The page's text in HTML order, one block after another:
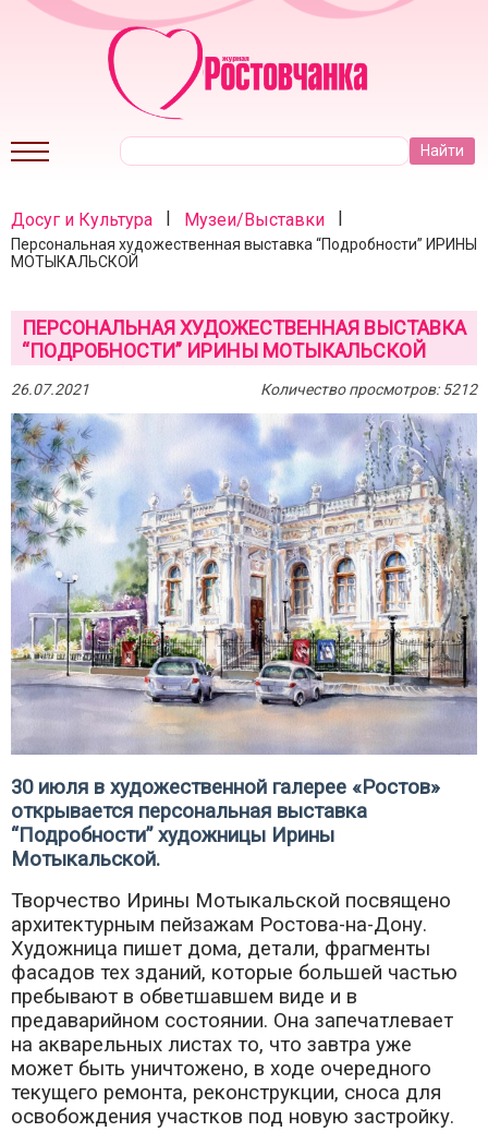
Досуг и Культура | Музеи/Выставки |
Персональная художественная выставка “Подробности” ИРИНЫ
МОТЫКАЛЬСКОЙ
ПЕРСОНАЛЬНАЯ ХУДОЖЕСТВЕННАЯ ВЫСТАВКА
“ПОДРОБНОСТИ” ИРИНЫ МОТЫКАЛЬСКОЙ
26.07.2021 Количество просмотров: 5212
30 июля в художественной галерее «Ростов»
открывается персональная выставка
“Подробности” художницы Ирины
Мотыкальской.
Творчество Ирины Мотыкальской посвящено
архитектурным пейзажам Ростова-на-Дону.
Художница пишет дома, детали, фрагменты
фасадов тех зданий, которые большей частью
пребывают в обветшавшем виде и в
предаварийном состоянии. Она запечатлевает
на акварельных листах то, что завтра уже
может быть уничтожено, в ходе очередного
текущего ремонта, реконструкции, сноса для
освобождения участков под новую застройку.